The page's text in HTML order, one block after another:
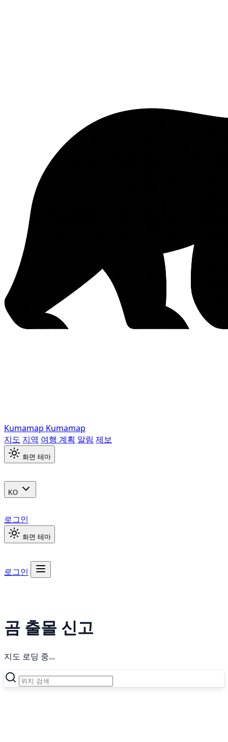
Kumamap Kumamap
지도 지역 여행 계획 알림 제보
화면 테마
KO
로그인
화면 테마
로그인
곰 출몰 신고
지도 로딩 중...